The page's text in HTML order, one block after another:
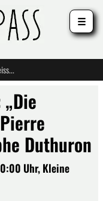
Volkstheater Rostock: „Die Ausreisserinnen“ von Pierre Palmade und Christophe Duthuron
Duthuron
Uhr, Kleine
☰